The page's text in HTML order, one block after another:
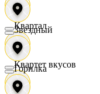
Квартал
Квартет вкусов
Звездный
Горилка